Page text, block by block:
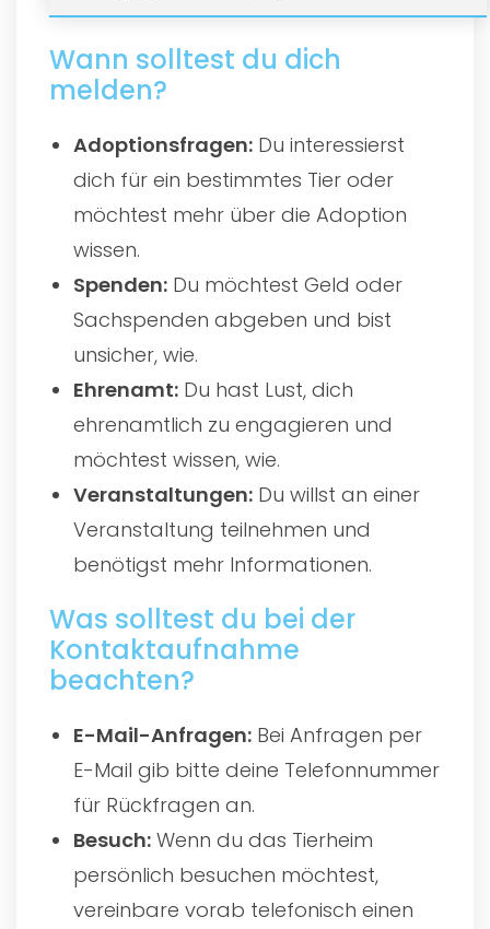
Wann solltest du dich
melden?
Adoptionsfragen: Du interessierst
dich für ein bestimmtes Tier oder
möchtest mehr über die Adoption
wissen.
Spenden: Du möchtest Geld oder
Sachspenden abgeben und bist
unsicher, wie.
Ehrenamt: Du hast Lust, dich
ehrenamtlich zu engagieren und
möchtest wissen, wie.
Veranstaltungen: Du willst an einer
Veranstaltung teilnehmen und
benötigst mehr Informationen.
Was solltest du bei der
Kontaktaufnahme
beachten?
E-Mail-Anfragen: Bei Anfragen per
E-Mail gib bitte deine Telefonnummer
für Rückfragen an.
Besuch: Wenn du das Tierheim
persönlich besuchen möchtest,
vereinbare vorab telefonisch einen